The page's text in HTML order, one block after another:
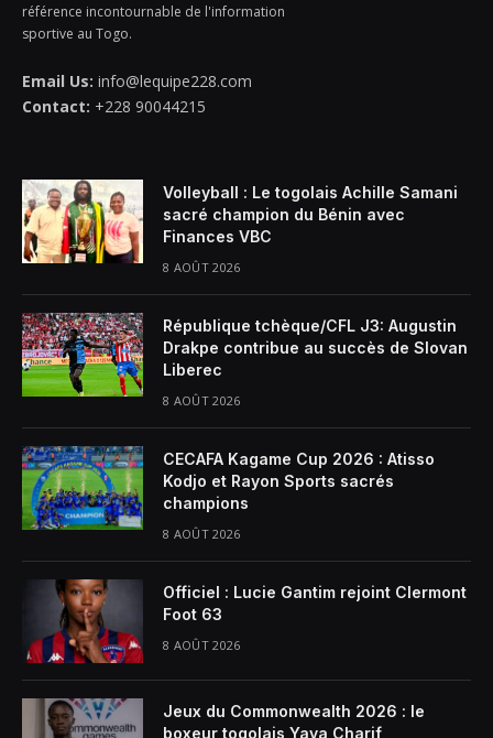
référence incontournable de l'information
sportive au Togo.
Email Us: info@lequipe228.com
Contact: +228 90044215
Volleyball : Le togolais Achille Samani
sacré champion du Bénin avec
Finances VBC
8 AOÛT 2026
République tchèque/CFL J3: Augustin
Drakpe contribue au succès de Slovan
Liberec
8 AOÛT 2026
CECAFA Kagame Cup 2026 : Atisso
Kodjo et Rayon Sports sacrés
champions
8 AOÛT 2026
Officiel : Lucie Gantim rejoint Clermont
Foot 63
8 AOÛT 2026
Jeux du Commonwealth 2026 : le
boxeur togolais Yaya Charif